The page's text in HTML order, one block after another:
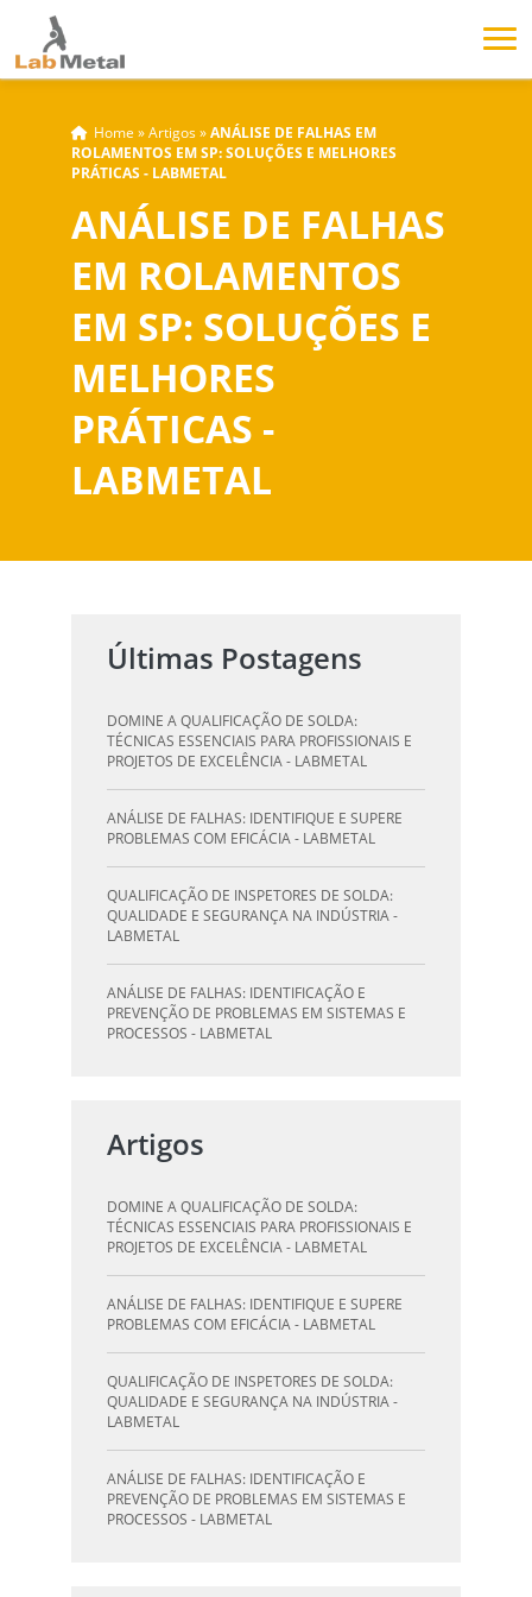
Home »Artigos»ANÁLISE DE FALHAS EM
ROLAMENTOS EM SP: SOLUÇÕES E MELHORES
PRÁTICAS - LABMETAL
ANÁLISE DE FALHAS
EM ROLAMENTOS
EM SP: SOLUÇÕES E
MELHORES
PRÁTICAS -
LABMETAL
Últimas Postagens
DOMINE A QUALIFICAÇÃO DE SOLDA:
TÉCNICAS ESSENCIAIS PARA PROFISSIONAIS E
PROJETOS DE EXCELÊNCIA - LABMETAL
ANÁLISE DE FALHAS: IDENTIFIQUE E SUPERE
PROBLEMAS COM EFICÁCIA - LABMETAL
QUALIFICAÇÃO DE INSPETORES DE SOLDA:
QUALIDADE E SEGURANÇA NA INDÚSTRIA -
LABMETAL
ANÁLISE DE FALHAS: IDENTIFICAÇÃO E
PREVENÇÃO DE PROBLEMAS EM SISTEMAS E
PROCESSOS - LABMETAL
QUALIFICAÇÃO DE SOLDADORES: PILAR DO
LABMETAL
LABMETAL
PRODUTOS - LABMETAL
Artigos
DOMINE A QUALIFICAÇÃO DE SOLDA:
TÉCNICAS ESSENCIAIS PARA PROFISSIONAIS E
PROJETOS DE EXCELÊNCIA - LABMETAL
ANÁLISE DE FALHAS: IDENTIFIQUE E SUPERE
PROBLEMAS COM EFICÁCIA - LABMETAL
QUALIFICAÇÃO DE INSPETORES DE SOLDA:
QUALIDADE E SEGURANÇA NA INDÚSTRIA -
LABMETAL
ANÁLISE DE FALHAS: IDENTIFICAÇÃO E
PREVENÇÃO DE PROBLEMAS EM SISTEMAS E
PROCESSOS - LABMETAL